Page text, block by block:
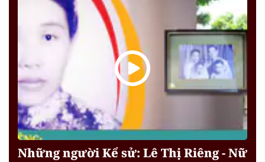
Những người Kể sử: Lê Thị Riêng - Nữ